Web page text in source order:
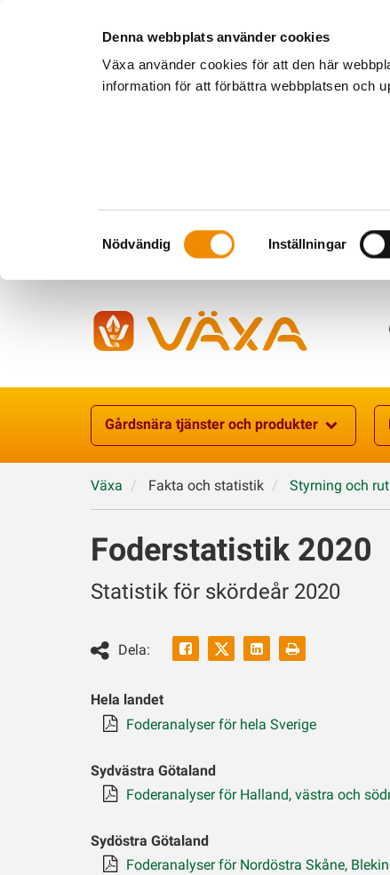
Denna webbplats använder cookies
Växa använder cookies för att den här
information för att förbättra webbplatsen och
Samtyckesval
Nödvändig Inställningar
Gårdsnära tjänster och produkter
Växa Fakta och statistik Styrning och
Foderstatistik 2020
Statistik för skördeår 2020
Dela:
Facebook LinkedinSkriv
Hela landet
Foderanalyser för hela Sverige
Sydvästra Götaland
Foderanalyser för Halland, västra och
Sydöstra Götaland
Foderanalyser för Nordöstra Skåne,